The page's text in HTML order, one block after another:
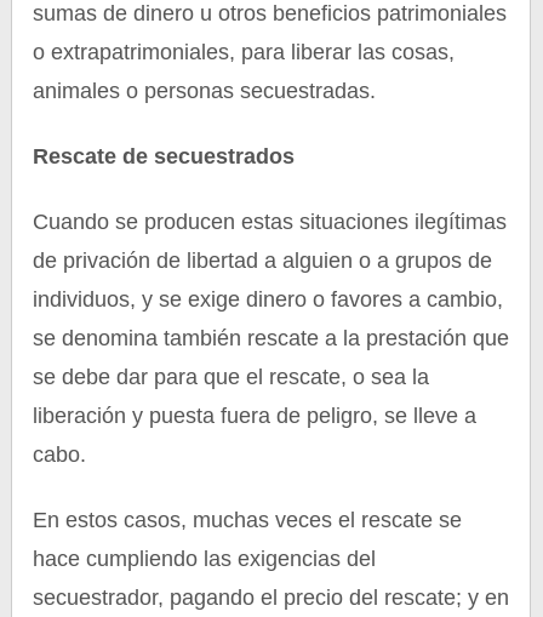
sumas de dinero u otros beneficios patrimoniales
o extrapatrimoniales, para liberar las cosas,
animales o personas secuestradas.
Rescate de secuestrados
Cuando se producen estas situaciones ilegítimas
de privación de libertad a alguien o a grupos de
individuos, y se exige dinero o favores a cambio,
se denomina también rescate a la prestación que
se debe dar para que el rescate, o sea la
liberación y puesta fuera de peligro, se lleve a
cabo.
En estos casos, muchas veces el rescate se
hace cumpliendo las exigencias del
secuestrador, pagando el precio del rescate; y en